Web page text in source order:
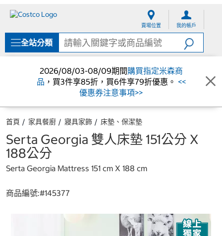
單
賣場位置 我的帳戶
全站分類
2026/08/03-08/09期間購買指定米森商
品 ，買3件享85折，買6件享79折優惠。 <<
優惠券注意事項>>
首頁 家具餐廚 寢具家飾 床墊、保潔墊
Serta Georgia 雙人床墊 151公分 X
188公分
Serta Georgia Mattress 151 cm X 188 cm
商品編號:#145377